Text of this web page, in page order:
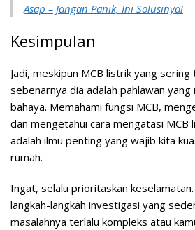
Asap – Jangan Panik, Ini Solusinya!
Kesimpulan
Jadi, meskipun MCB listrik yang
sebenarnya dia adalah pahlawan
bahaya. Memahami fungsi MCB,
dan mengetahui cara mengatasi MCB
adalah ilmu penting yang wajib kita
rumah.
Ingat, selalu prioritaskan
langkah-langkah investigasi yang
masalahnya terlalu kompleks atau